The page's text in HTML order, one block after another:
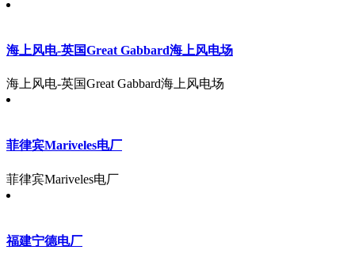
海上风电-英国Great Gabbard海上风电场
海上风电-英国Great Gabbard海上风电场
菲律宾Mariveles电厂
菲律宾Mariveles电厂
福建宁德电厂